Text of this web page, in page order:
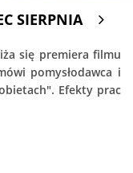
SIERPNIA
się premiera filmu
pomysłodawca i
Efekty prac